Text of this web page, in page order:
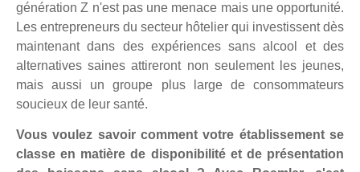
génération Z n'est pas une menace mais une opportunité.
Les entrepreneurs du secteur hôtelier qui investissent dès
maintenant dans des expériences sans alcool et des
alternatives saines attireront non seulement les jeunes,
mais aussi un groupe plus large de consommateurs
soucieux de leur santé.
Vous voulez savoir comment votre établissement se
classe en matière de disponibilité et de présentation